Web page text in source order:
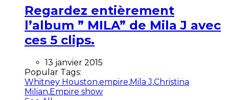
Regardez entièrement
l’album ” MILA” de Mila J avec
ces 5 clips.
13 janvier 2015
Popular Tags:
Whitney Houston,empire,Mila J,Christina
Milian,Empire show